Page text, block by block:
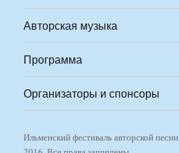
Авторская музыка
Программа
Организаторы и спонсоры
Ильменский фестиваль авторской песни